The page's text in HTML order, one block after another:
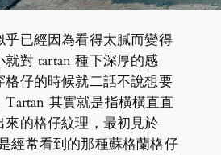
乎已經因為看得太膩而變得
對 tartan 種下深厚的感
格仔的時候就二話不說想要
Tartan 其實就是指橫橫直直
來的格仔紋理，最初見於
經常看到的那種蘇格蘭格仔